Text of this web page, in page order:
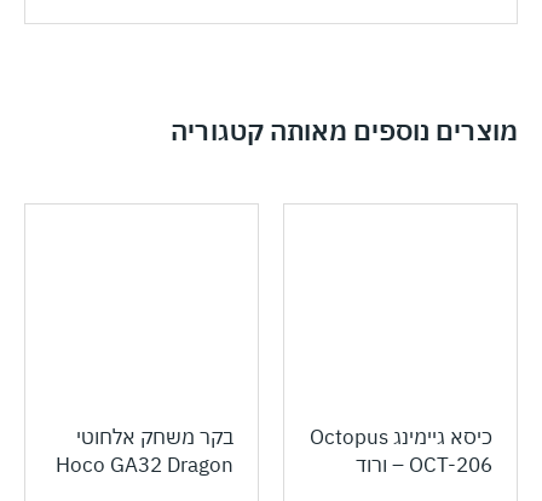
מוצרים נוספים מאותה קטגוריה
כיסא גיימינג Octopus
OCT-206 – ורוד
בקר משחק אלחוטי
Hoco GA32 Dragon